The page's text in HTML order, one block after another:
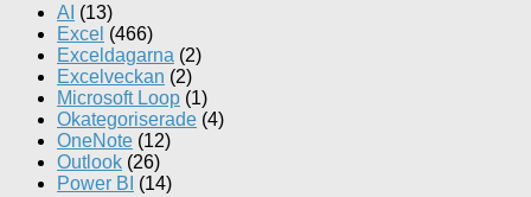
AI (13)
Excel (466)
Exceldagarna (2)
Excelveckan (2)
Microsoft Loop (1)
Okategoriserade (4)
OneNote (12)
Outlook (26)
Power BI (14)